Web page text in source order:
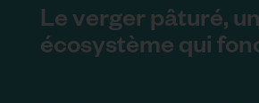
Le verger pâturé, un
écosystème qui